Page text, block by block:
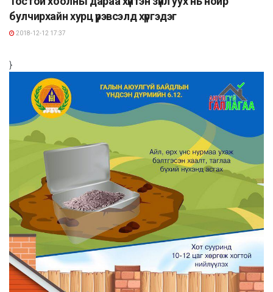
булчирхайн хурц үрэвсэлд хүргэдэг
2018-12-12 17:37
}